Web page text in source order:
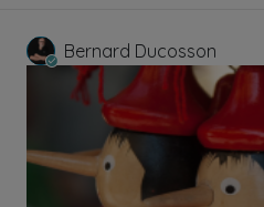
Bernard Ducosson